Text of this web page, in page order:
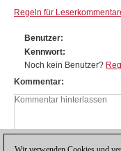
Regeln für
Benutzer
Kennwort
Noch kein Benutzer?
Kommentar